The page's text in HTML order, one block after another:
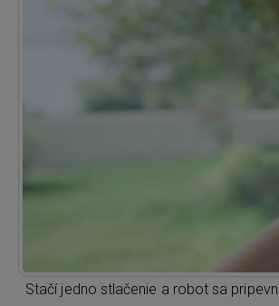
Stačí jedno stlačenie a robot sa